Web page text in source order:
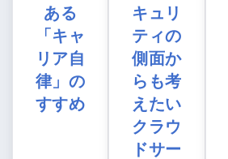
ある
「キャ
リア自
律」の
すすめ
キュリ
ティの
側面か
らも考
えたい
クラウ
ドサー